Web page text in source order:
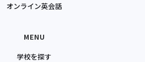
オンライン英会話
MENU
学校を探す